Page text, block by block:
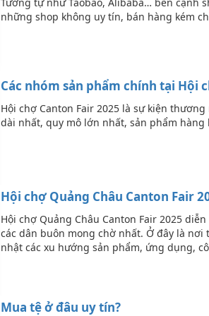
những shop không uy tín, bán hàng kém
Các nhóm sản phẩm chính tại Hội
Hội chợ Canton Fair 2025 là sự kiện
dài nhất, quy mô lớn nhất, sản phẩm hàng
Hội chợ Quảng Châu Canton Fair
Hội chợ Quảng Châu Canton Fair 2025
các dân buôn mong chờ nhất. Ở đây là
nhật các xu hướng sản phẩm, ứng dụng,
Mua tệ ở đâu uy tín?